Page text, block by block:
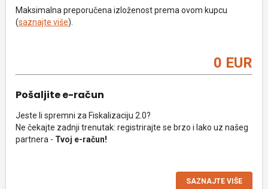
Maksimalna preporučena izloženost prema ovom kupcu
(saznajte više).
0 EUR
Pošaljite e-račun
Jeste li spremni za Fiskalizaciju 2.0?
Ne čekajte zadnji trenutak: registrirajte se brzo i lako uz našeg
partnera - Tvoj e-račun!
SAZNAJTE VIŠE